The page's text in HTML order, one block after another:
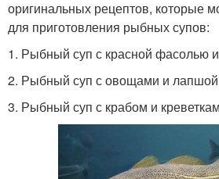
оригинальных рецептов, которые
для приготовления рыбных супов:
1. Рыбный суп с красной фасолью
2. Рыбный суп с овощами и лапшой
3. Рыбный суп с крабом и